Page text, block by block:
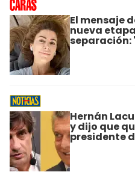
El mensaje
nueva
separación:
Hernán
y dijo que
presidente